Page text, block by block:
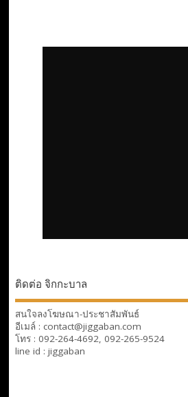
ติดต่อ จิกกะบาล
สนใจลงโฆษณา-ประชาสัมพันธ์
อีเมล์ : contact@jiggaban.com
โทร : 092-264-4692, 092-265-9524
line id : jiggaban